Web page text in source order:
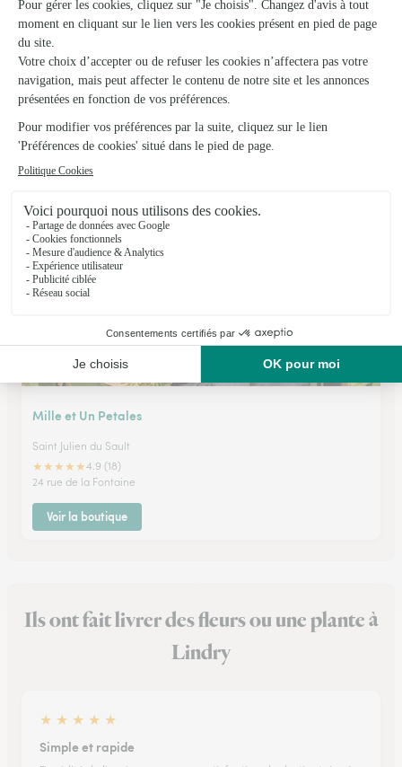
Fleuriste Daudet
★★★★★4.2 (17)
Voir la boutique
Mille et Un Petales
Saint Julien du Sault
★★★★★4.9 (18)
24 rue de la Fontaine
Voir la boutique
Ils ont fait livrer des fleurs ou une plante à
Lindry
★ ★ ★ ★ ★
Simple et rapide